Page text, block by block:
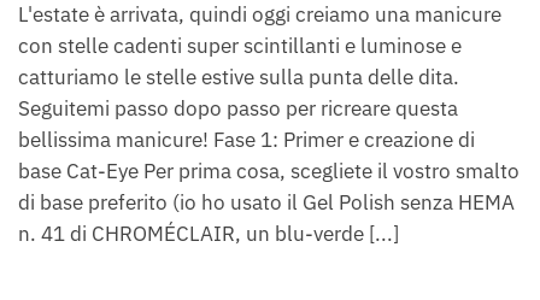
L'estate è arrivata, quindi oggi creiamo una manicure
con stelle cadenti super scintillanti e luminose e
catturiamo le stelle estive sulla punta delle dita.
Seguitemi passo dopo passo per ricreare questa
bellissima manicure! Fase 1: Primer e creazione di
base Cat-Eye Per prima cosa, scegliete il vostro smalto
di base preferito (io ho usato il Gel Polish senza HEMA
n. 41 di CHROMÉCLAIR, un blu-verde [...]